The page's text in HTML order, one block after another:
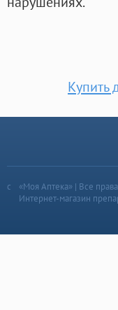
Купить
«Моя Аптека» | Все
Интернет-магазин